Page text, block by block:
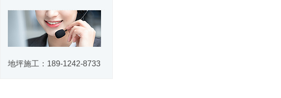
地坪施工： 189-1242-8733